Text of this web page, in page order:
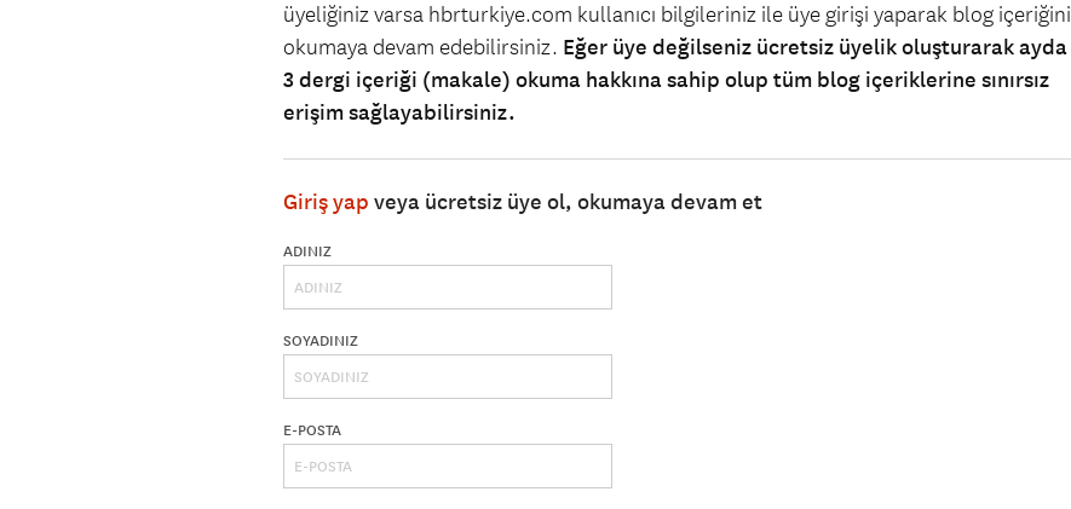
üyeliğiniz varsa hbrturkiye.com kullanıcı bilgileriniz ile üye girişi yaparak blog içeriğini
okumaya devam edebilirsiniz. Eğer üye değilseniz ücretsiz üyelik oluşturarak ayda
3 dergi içeriği (makale) okuma hakkına sahip olup tüm blog içeriklerine sınırsız
erişim sağlayabilirsiniz.
Giriş yap veya ücretsiz üye ol, okumaya devam et
ADINIZ
SOYADINIZ
E-POSTA